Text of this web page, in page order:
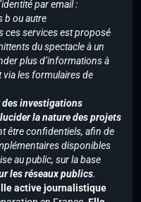
par email :
b ou autre
ces services est proposé
du spectacle à un
plus d’informations à
les formulaires de
des investigations
la nature des projets
être confidentiels, afin de
disponibles
au public, sur la base
les réseaux publics.
active journalistique